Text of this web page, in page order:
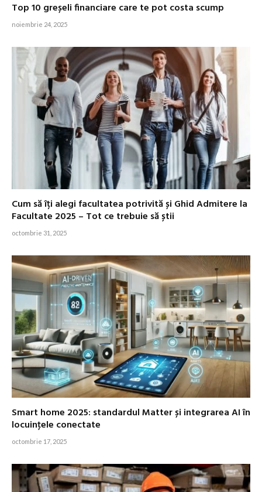
Top 10 greșeli financiare care te pot costa scump
noiembrie 24, 2025
Cum să îți alegi facultatea potrivită și Ghid Admitere la
Facultate 2025 – Tot ce trebuie să știi
octombrie 31, 2025
Smart home 2025: standardul Matter și integrarea AI în
locuinţele conectate
octombrie 17, 2025